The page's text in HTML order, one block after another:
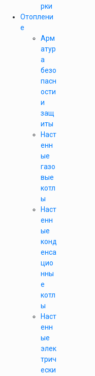
рки
Отоплени
е
Арм
атур
а
безо
пасн
ости
и
защ
иты
Наст
енн
ые
газо
вые
котл
ы
Наст
енн
ые
конд
енса
цио
нны
е
котл
ы
Наст
енн
ые
элек
трич
ески